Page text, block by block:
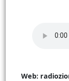
Web: